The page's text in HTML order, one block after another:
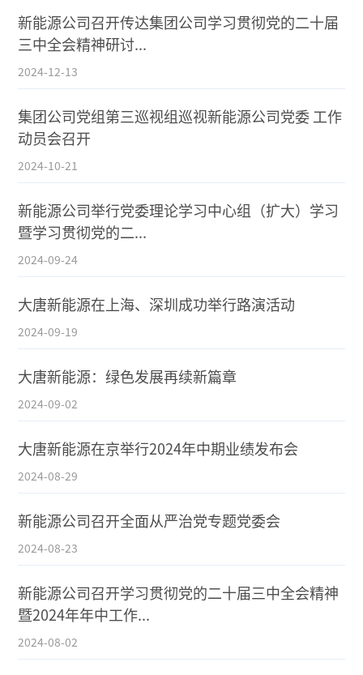
新能源公司召开传达集团公司学习贯彻党的二十届
三中全会精神研讨...
2024-12-13
集团公司党组第三巡视组巡视新能源公司党委 工作
动员会召开
2024-10-21
新能源公司举行党委理论学习中心组（扩大）学习
暨学习贯彻党的二...
2024-09-24
大唐新能源在上海、深圳成功举行路演活动
2024-09-19
大唐新能源：绿色发展再续新篇章
2024-09-02
大唐新能源在京举行2024年中期业绩发布会
2024-08-29
新能源公司召开全面从严治党专题党委会
2024-08-23
新能源公司召开学习贯彻党的二十届三中全会精神
暨2024年年中工作...
2024-08-02